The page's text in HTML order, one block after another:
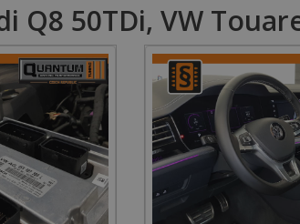
Q8 50TDi, VW